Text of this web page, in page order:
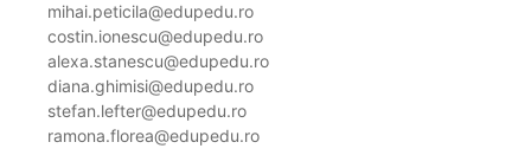
mihai.peticila@edupedu.ro
costin.ionescu@edupedu.ro
alexa.stanescu@edupedu.ro
diana.ghimisi@edupedu.ro
stefan.lefter@edupedu.ro
ramona.florea@edupedu.ro